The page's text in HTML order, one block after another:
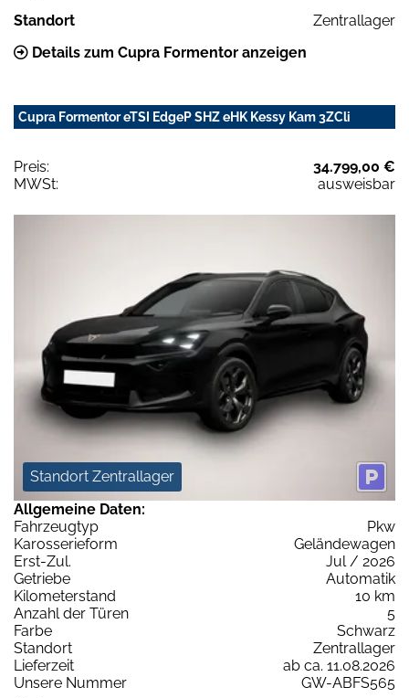
Standort
Zentrallager
Details zum Cupra Formentor anzeigen
Cupra Formentor eTSI EdgeP SHZ eHK Kessy Kam 3ZCli
Preis:
34.799,00 €
MWSt:
ausweisbar
Standort Zentrallager
Allgemeine Daten:
Fahrzeugtyp
Pkw
Karosserieform
Geländewagen
Erst-Zul.
Jul / 2026
Getriebe
Automatik
Kilometerstand
10 km
Anzahl der Türen
5
Farbe
Schwarz
Standort
Zentrallager
Lieferzeit
ab ca. 11.08.2026
Unsere Nummer
GW-ABFS565